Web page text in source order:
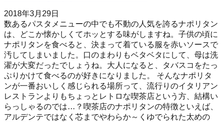
2018年3月29日
数あるパスタメニューの中でも不動の人気を誇るナポリタン
は、どこか懐かしくてホッとする味がしますね。子供の頃に
ナポリタンを食べると、決まって着ている服を赤いソースで
汚してしまいました。口のまわりもベタベタにして、母は洗
濯が大変だったでしょうね。大人になると、タバスコをたっ
ぷりかけて食べるのが好きになりました。 そんなナポリタ
ンが一番おいしく感じられる場所って、流行りのイタリアン
レストランよりもちょっとレトロな喫茶店という方、結構い
らっしゃるのでは…？喫茶店のナポリタンの特徴といえば、
アルデンテではなく芯までやわらか～くゆでられた太めの